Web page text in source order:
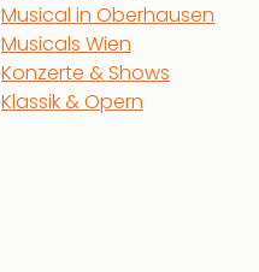
Musical in Oberhausen
Musicals Wien
Konzerte & Shows
Klassik & Opern